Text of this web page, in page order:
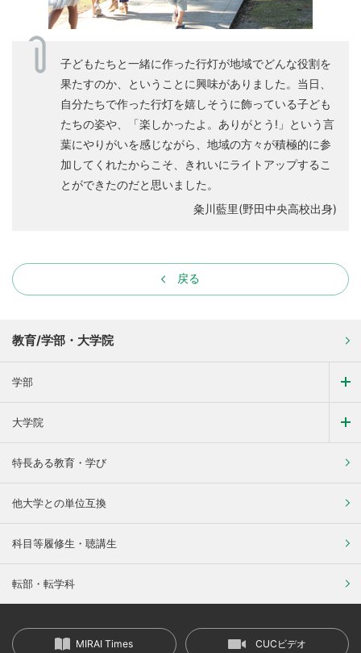
子どもたちと一緒に作った行灯が地域でどんな役割を
果たすのか、ということに興味がありました。当日、
自分たちで作った行灯を嬉しそうに飾っている子ども
たちの姿や、「楽しかったよ。ありがとう!」という言
葉にやりがいを感じながら、地域の方々が積極的に参
加してくれたからこそ、きれいにライトアップするこ
とができたのだと思いました。
粂川藍里(野田中央高校出身)
戻る
教育/学部・大学院
学部
大学院
特長ある教育・学び
他大学との単位互換
科目等履修生・聴講生
転部・転学科
MIRAI Times CUCビデオ